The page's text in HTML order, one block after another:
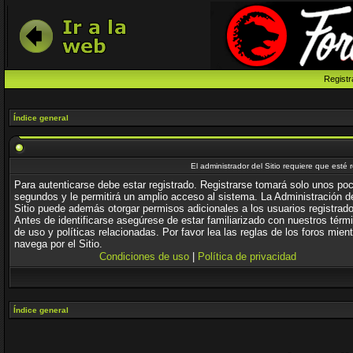
Índice general
El administrador del Sitio requiere que esté
Para autenticarse debe estar registrado. Registrarse tomará solo unos
segundos y le permitirá un amplio acceso al sistema. La Administración
Sitio puede además otorgar permisos adicionales a los usuarios
Antes de identificarse asegúrese de estar familiarizado con nuestros
de uso y políticas relacionadas. Por favor lea las reglas de los foros
navega por el Sitio.
Condiciones de uso
Política de privacidad
Índice general